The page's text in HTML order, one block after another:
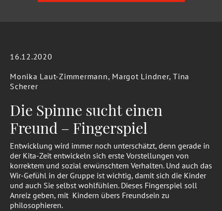
16.12.2020
Monika Laut-Zimmermann, Margot Lindner, Tina
Scherer
Die Spinne sucht einen
Freund – Fingerspiel
Entwicklung wird immer noch unterschätzt, denn gerade in
der Kita-Zeit entwickeln sich erste Vorstellungen von
korrektem und sozial erwünschtem Verhalten. Und auch das
Wir-Gefühl in der Gruppe ist wichtig, damit sich die Kinder
und auch Sie selbst wohlfühlen. Dieses Fingerspiel soll
Anreiz geben, mit Kindern übers Freundsein zu
philosophieren.